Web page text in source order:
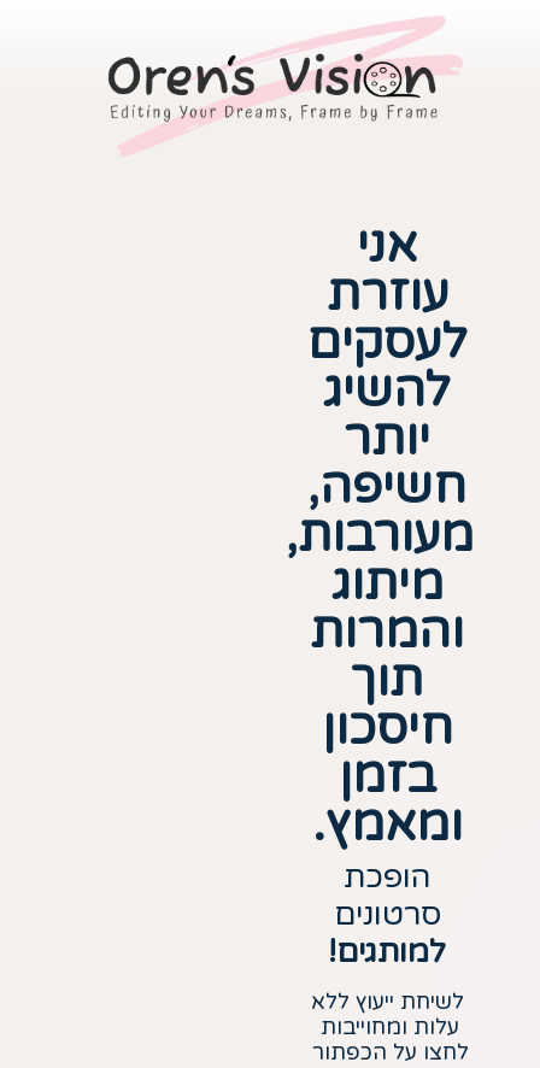
אני
עוזרת
לעסקים
להשיג
יותר
חשיפה,
מעורבות,
מיתוג
והמרות
תוך
חיסכון
בזמן
ומאמץ.
הופכת
סרטונים
למותגים!
לשיחת ייעוץ ללא
עלות ומחוייבות
לחצו על הכפתור